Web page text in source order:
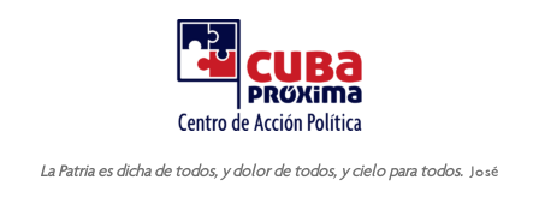
La Patria es dicha de todos, y dolor de todos, y cielo para todos. José